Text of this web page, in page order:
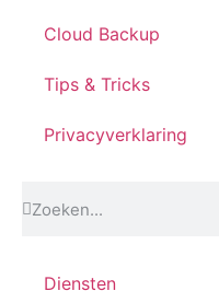
Cloud Backup
Tips & Tricks
Privacyverklaring
Diensten